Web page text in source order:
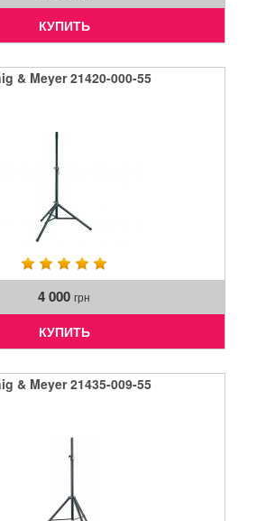
КУПИТЬ
& Meyer 21420-000-55
4 000 грн
КУПИТЬ
& Meyer 21435-009-55